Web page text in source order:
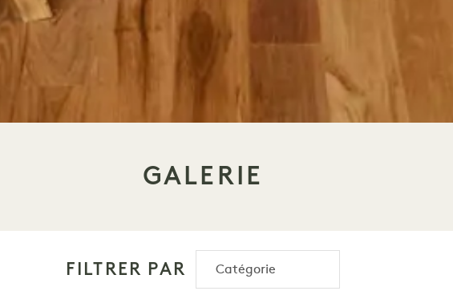
GALERIE
FILTRER PAR